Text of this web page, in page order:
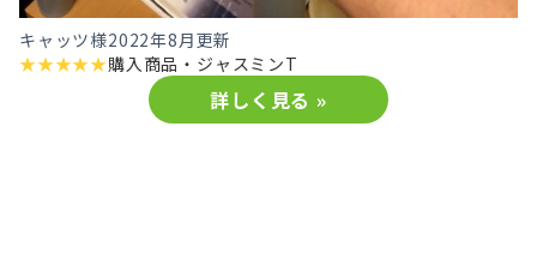
キャッツ様2022年8月更新
★★★★★購入商品・ ジャスミンT
詳しく見る »